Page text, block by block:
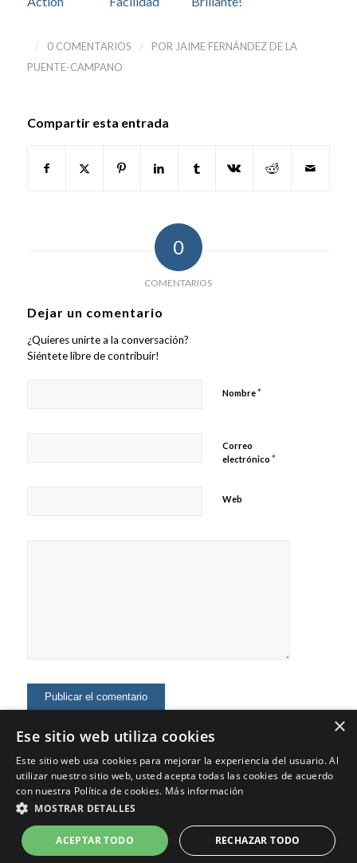
/ 0 COMENTARIOS / POR JAIME FERNÁNDEZ DE LA
PUENTE-CAMPANO
Compartir esta entrada
0
COMENTARIOS
Dejar un comentario
¿Quieres unirte a la conversación?
Siéntete libre de contribuir!
Nombre*
Correo
electrónico *
Web
© Copyright - Jaime Fernández - Marketing Digital, Marca Personal,
×
Ese sitio web utiliza cookies
Este sitio web usa cookies para mejorar la experiencia del usuario. Al
utilizar nuestro sitio web, usted acepta todas las cookies de acuerdo
con nuestra Política de cookies. Más información
MOSTRAR DETALLES
ACEPTAR TODO RECHAZAR TODO